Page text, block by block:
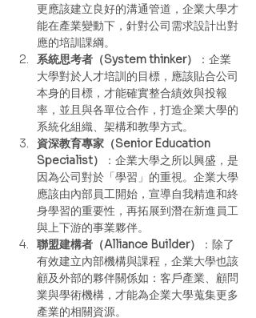
更應該建立良好的溝通管道，企業大學才
能在產業變動下，針對公司需求設計出對
應的培訓課綱。
系統思考者（System thinker）
：企業
大學對於人才培訓的目標，應該貼合公司
本身的目標，才能確實整合績效與投報
率，並且與各單位合作，打造企業大學的
系統化組織、架構和教學方式。
資深教育專家（Senior Education
Specialist）
：企業大學之所以興盛，是
因為公司對於「學習」的重視。企業大學
應該由內部員工開始，宣導自我精進和終
身學習的重要性，再拓展到潛在新進員工
與上下游的事業夥伴。
聯盟建構者（Alliance Builder）
：除了
有效建立內部機構與課程，企業大學也該
顧及外部的夥伴關係如：客戶產業、顧問
業與學術機構，才能為企業大學蒐集更多
產業的相關資源。